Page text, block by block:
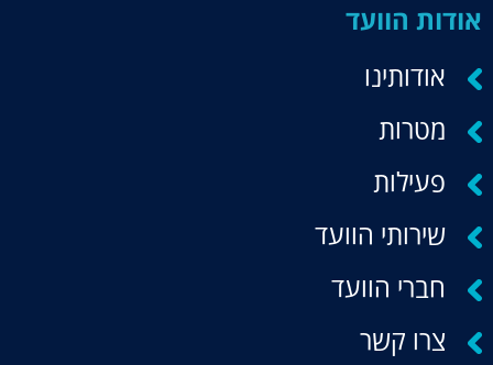
אודות הוועד
אודותינו
מטרות
פעילות
שירותי הוועד
חברי הוועד
צרו קשר